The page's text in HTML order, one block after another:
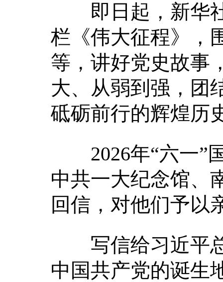
即日起，新华社
栏《伟大征程》，
等，讲好党史故事
大、从弱到强，团
砥砺前行的辉煌历
2026年“六一”国
中共一大纪念馆、
回信，对他们予以
写信给习近平总
中国共产党的诞